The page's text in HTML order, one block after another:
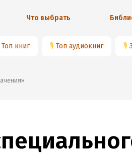
Что выбрать
Топ книг 🎙 Топ аудиокниг 🎙